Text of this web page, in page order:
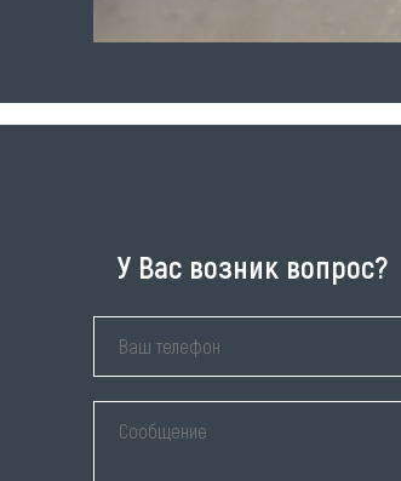
У Вас возник вопрос?